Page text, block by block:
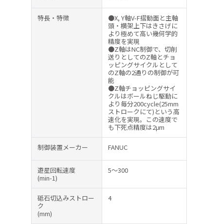
特長・特徴
●X, Y軸V-F摺動面と主軸
頭・横架上下はきさげに
より極めて高い幾何学的
精度を実現
●Z軸はNC制御で、切削
送りとしてのZ軸とチョ
ッピングサイクルとして
のZ軸の2通りの制御が可
能
●Z軸チョッピングサイ
クルはボールねじ駆動に
より毎分200cycle(25mm
ストロークにて)という高
速化を実現。この速度で
も下死点精度は2μm
制御装置メーカー FANUC
遊星回転速度
(min-1)
5～300
砥石切込みストロー
ク
(mm)
4